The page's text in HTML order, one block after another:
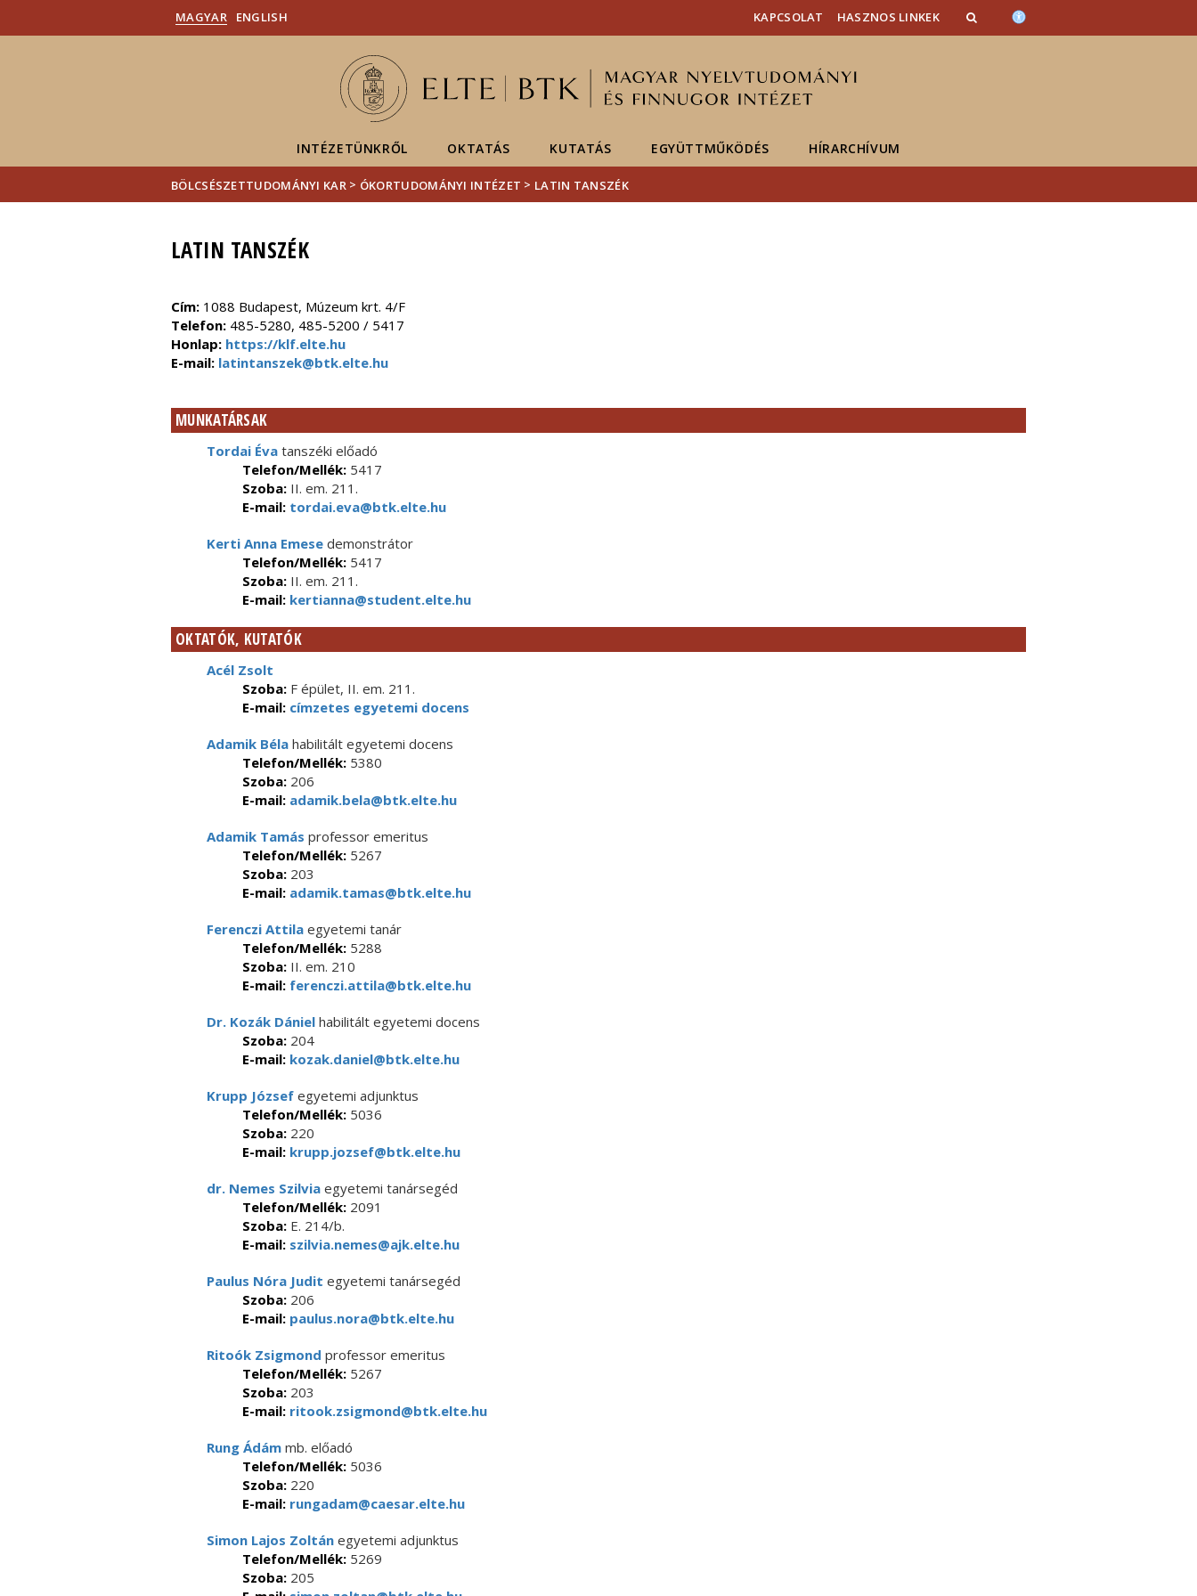
MAGYAR ENGLISH KAPCSOLAT HASZNOS LINKEK
INTÉZETÜNKRŐL OKTATÁS KUTATÁS EGYÜTTMŰKÖDÉS HÍRARCHÍVUM
BÖLCSÉSZETTUDOMÁNYI KAR > ÓKORTUDOMÁNYI INTÉZET > LATIN TANSZÉK
LATIN TANSZÉK
Cím: 1088 Budapest, Múzeum krt. 4/F
Telefon: 485-5280, 485-5200 / 5417
Honlap: https://klf.elte.hu
E-mail: latintanszek@btk.elte.hu
MUNKATÁRSAK
Tordai Éva tanszéki előadó
Telefon/Mellék: 5417
Szoba: II. em. 211.
E-mail: tordai.eva@btk.elte.hu
Kerti Anna Emese demonstrátor
Telefon/Mellék: 5417
Szoba: II. em. 211.
E-mail: kertianna@student.elte.hu
OKTATÓK, KUTATÓK
Acél Zsolt
Szoba: F épület, II. em. 211.
E-mail: címzetes egyetemi docens
Adamik Béla habilitált egyetemi docens
Telefon/Mellék: 5380
Szoba: 206
E-mail: adamik.bela@btk.elte.hu
Adamik Tamás professor emeritus
Telefon/Mellék: 5267
Szoba: 203
E-mail: adamik.tamas@btk.elte.hu
Ferenczi Attila egyetemi tanár
Telefon/Mellék: 5288
Szoba: II. em. 210
E-mail: ferenczi.attila@btk.elte.hu
Dr. Kozák Dániel habilitált egyetemi docens
Szoba: 204
E-mail: kozak.daniel@btk.elte.hu
Krupp József egyetemi adjunktus
Telefon/Mellék: 5036
Szoba: 220
E-mail: krupp.jozsef@btk.elte.hu
dr. Nemes Szilvia egyetemi tanársegéd
Telefon/Mellék: 2091
Szoba: E. 214/b.
E-mail: szilvia.nemes@ajk.elte.hu
Paulus Nóra Judit egyetemi tanársegéd
Szoba: 206
E-mail: paulus.nora@btk.elte.hu
Ritoók Zsigmond professor emeritus
Telefon/Mellék: 5267
Szoba: 203
E-mail: ritook.zsigmond@btk.elte.hu
Rung Ádám mb. előadó
Telefon/Mellék: 5036
Szoba: 220
E-mail: rungadam@caesar.elte.hu
Simon Lajos Zoltán egyetemi adjunktus
Telefon/Mellék: 5269
Szoba: 205